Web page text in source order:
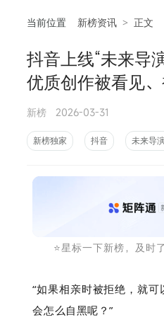
当前位置 新榜资讯 > 正文
抖音上线“未来导
优质创作被看见
新榜 2026-03-31
新榜独家 抖音 未来导
⭐️星标一下新榜，及时
“如果相亲时被拒绝，就
会怎么自黑呢？”